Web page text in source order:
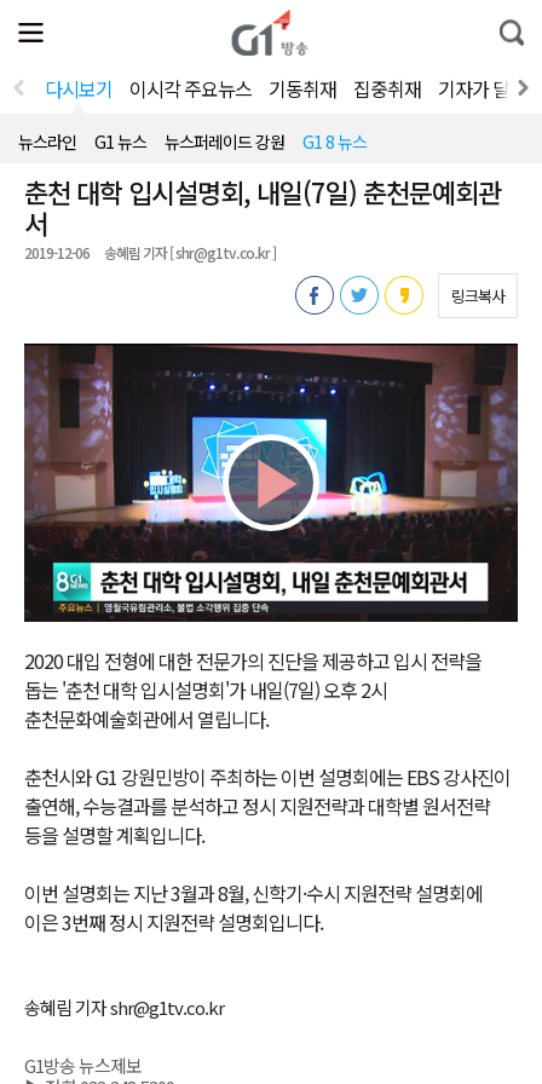
전
체
뉴
열
통
합
색
다시보기 이시각 주요뉴스 기동취재 집중취재 기자가 달려
뉴스라인 G1 뉴스 뉴스퍼레이드 강원 G1 8 뉴스
춘천 대학 입시설명회, 내일(7일) 춘천문예회관
서
2019-12-06 송혜림 기자 [ shr@g1tv.co.kr ]
링크복사
Play
Video
2020 대입 전형에 대한 전문가의 진단을 제공하고 입시 전략을
돕는 '춘천 대학 입시설명회'가 내일(7일) 오후 2시
춘천문화예술회관에서 열립니다.
춘천시와 G1 강원민방이 주최하는 이번 설명회에는 EBS 강사진이
출연해, 수능결과를 분석하고 정시 지원전략과 대학별 원서전략
등을 설명할 계획입니다.
이번 설명회는 지난 3월과 8월, 신학기·수시 지원전략 설명회에
이은 3번째 정시 지원전략 설명회입니다.
송혜림 기자 shr@g1tv.co.kr
G1방송 뉴스제보